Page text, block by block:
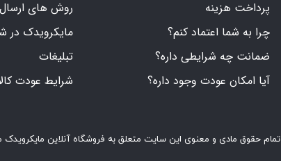
پرداخت هزینه
چرا به شما اعتماد کنم؟
ضمانت چه شرایطی داره؟
آیا امکان عودت وجود داره؟
تمام حقوق مادی و معنوی این سایت متعلق به فروشگاه آنلاین مایکرویدک
روش های ارسال
مایکرویدک در
تبلیغات
شرایط عودت